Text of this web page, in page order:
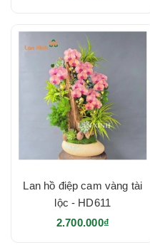
Lan hồ điệp cam vàng tài
lộc - HD611
2.700.000₫